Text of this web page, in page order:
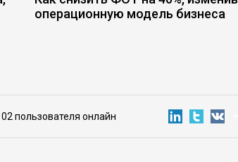
операционную модель бизнеса
пользователя онлайн